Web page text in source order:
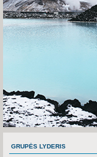
GRUPĖS LYDERIS